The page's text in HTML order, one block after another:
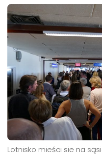
Lotnisko mieści sie na